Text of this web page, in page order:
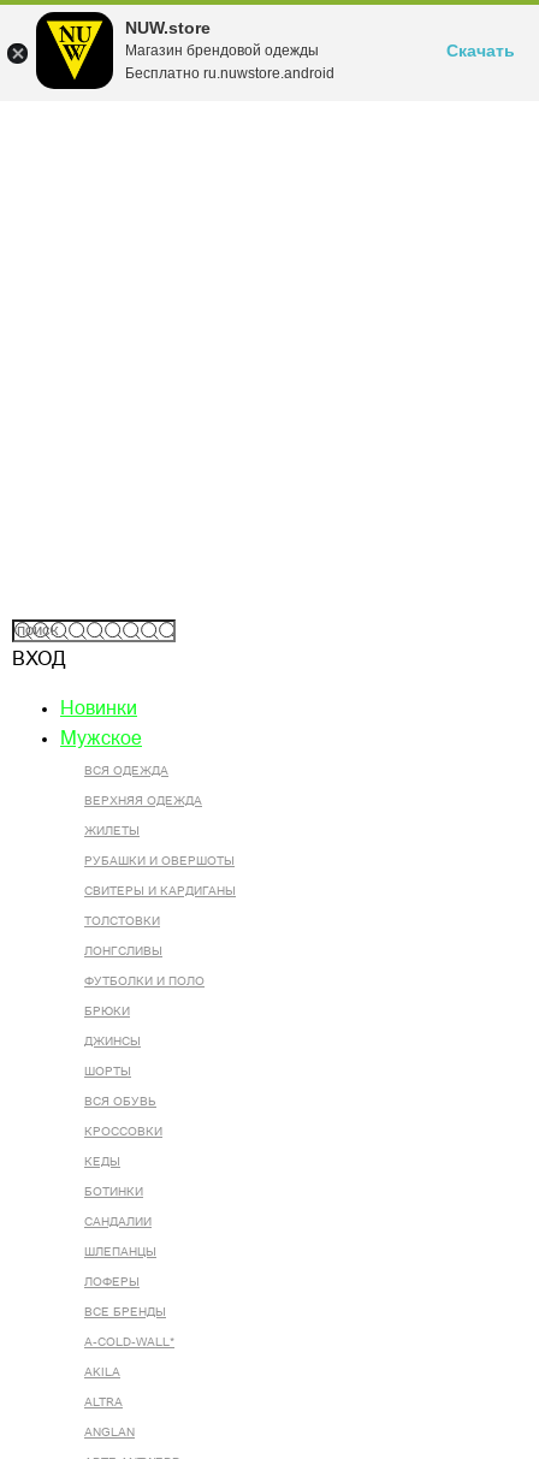
NUW.store
Магазин брендовой одежды
Бесплатно ru.nuwstore.android
Скачать
ВХОД
Новинки
Мужское
ВСЯ ОДЕЖДА
ВЕРХНЯЯ ОДЕЖДА
ЖИЛЕТЫ
РУБАШКИ И ОВЕРШОТЫ
СВИТЕРЫ И КАРДИГАНЫ
ТОЛСТОВКИ
ЛОНГСЛИВЫ
ФУТБОЛКИ И ПОЛО
БРЮКИ
ДЖИНСЫ
ШОРТЫ
ВСЯ ОБУВЬ
КРОССОВКИ
КЕДЫ
БОТИНКИ
САНДАЛИИ
ШЛЕПАНЦЫ
ЛОФЕРЫ
ВСЕ БРЕНДЫ
A-COLD-WALL*
AKILA
ALTRA
ANGLAN